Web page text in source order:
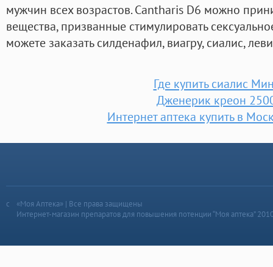
мужчин всех возрастов. Cantharis D6 можно
вещества, призванные стимулировать
можете заказать силденафил, виагру, сиалис,
Где купить сиалис
Дженерик креон
Интернет аптека купить в
«Моя Аптека» | Все права защищены
Интернет-магазин препаратов для повышения потенции “Моя аптека”